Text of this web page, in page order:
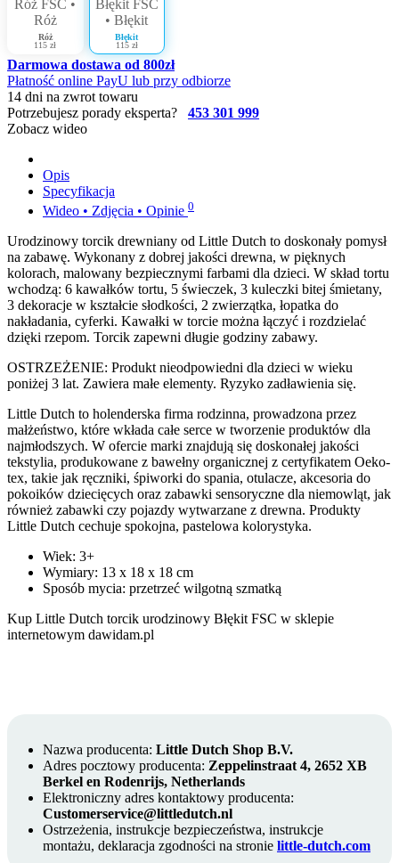
Róż
115 zł
Błękit
115 zł
Darmowa dostawa od 800zł
Płatność online PayU lub przy odbiorze
14 dni na zwrot towaru
Potrzebujesz porady eksperta? 453 301 999
Zobacz wideo
Opis
Specyfikacja
Wideo • Zdjęcia • Opinie 0
Urodzinowy torcik drewniany od Little Dutch to doskonały pomysł
na zabawę. Wykonany z dobrej jakości drewna, w pięknych
kolorach, malowany bezpiecznymi farbami dla dzieci. W skład tortu
wchodzą: 6 kawałków tortu, 5 świeczek, 3 kuleczki bitej śmietany,
3 dekoracje w kształcie słodkości, 2 zwierzątka, łopatka do
nakładania, cyferki. Kawałki w torcie można łączyć i rozdzielać
dzięki rzepom. Torcik zapewni długie godziny zabawy.
OSTRZEŻENIE: Produkt nieodpowiedni dla dzieci w wieku
poniżej 3 lat. Zawiera małe elementy. Ryzyko zadławienia się.
Little Dutch to holenderska firma rodzinna, prowadzona przez
małżeństwo, które wkłada całe serce w tworzenie produktów dla
najmłodszych. W ofercie marki znajdują się doskonałej jakości
tekstylia, produkowane z bawełny organicznej z certyfikatem Oeko-
tex, takie jak ręczniki, śpiworki do spania, otulacze, akcesoria do
pokoików dziecięcych oraz zabawki sensoryczne dla niemowląt, jak
również zabawki czy pojazdy wytwarzane z drewna. Produkty
Little Dutch cechuje spokojna, pastelowa kolorystyka.
Wiek: 3+
Wymiary: 13 x 18 x 18 cm
Sposób mycia: przetrzeć wilgotną szmatką
Kup Little Dutch torcik urodzinowy Błękit FSC w sklepie
internetowym dawidam.pl
Nazwa producenta: Little Dutch Shop B.V.
Adres pocztowy producenta: Zeppelinstraat 4, 2652 XB
Berkel en Rodenrijs, Netherlands
Elektroniczny adres kontaktowy producenta:
Customerservice@littledutch.nl
Ostrzeżenia, instrukcje bezpieczeństwa, instrukcje
montażu, deklaracja zgodności na stronie little-dutch.com